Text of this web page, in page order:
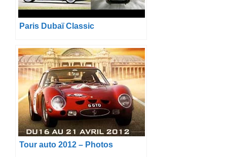
Paris Dubaï Classic
Tour auto 2012 – Photos